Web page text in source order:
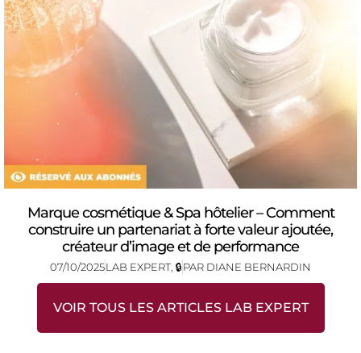
Marque cosmétique & Spa hôtelier – Comment
construire un partenariat à forte valeur ajoutée,
créateur d’image et de performance
07/10/2025LAB EXPERT, 🔒PAR DIANE BERNARDIN
VOIR TOUS LES ARTICLES LAB EXPERT